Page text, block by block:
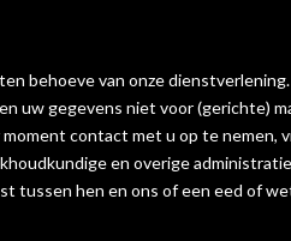
behoeve van onze
uw gegevens niet voor (gerichte)
contact met u op te
en overige
tussen hen en ons of een eed of